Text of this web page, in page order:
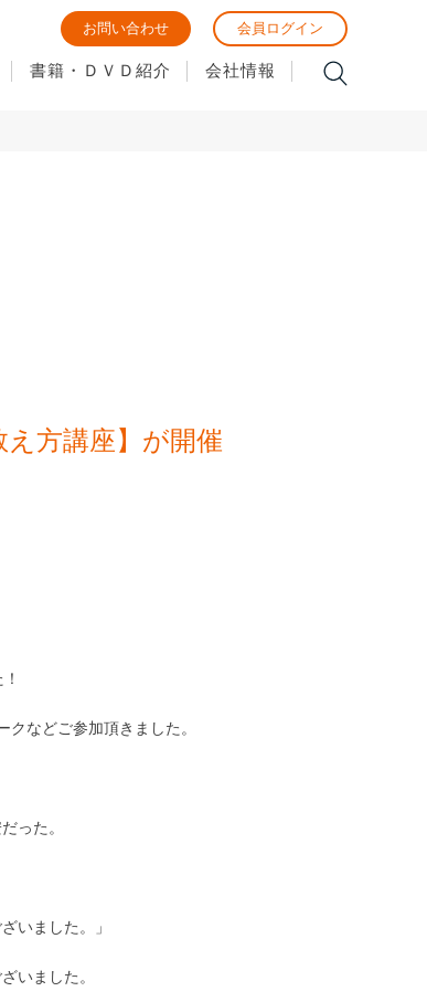
会員ログイン
お問い合わせ
書籍・ＤＶＤ紹介 会社情報
方講座】が開催
などご参加頂きました。
った。
いました。」
いました。